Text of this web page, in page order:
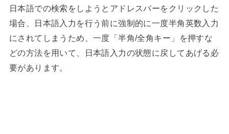
日本語での検索をしようとアドレスバーをクリックした
場合、日本語入力を行う前に強制的に一度半角英数入力
にされてしまうため、一度「半角/全角キー」を押すな
どの方法を用いて、日本語入力の状態に戻してあげる必
要があります。